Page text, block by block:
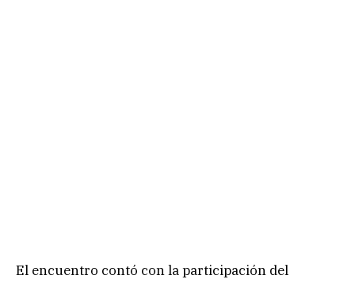
El encuentro contó con la participación del